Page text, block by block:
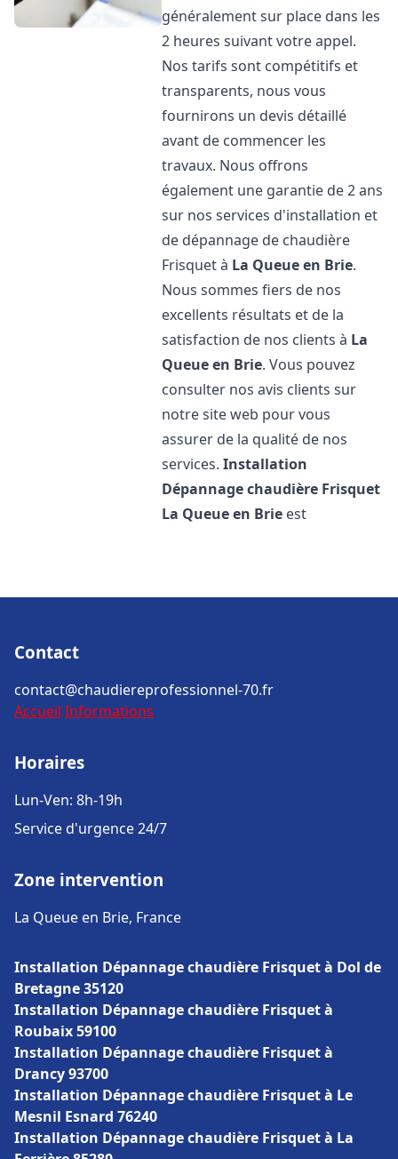
généralement sur place dans les
2 heures suivant votre appel.
Nos tarifs sont compétitifs et
transparents, nous vous
fournirons un devis détaillé
avant de commencer les
travaux. Nous offrons
également une garantie de 2 ans
sur nos services d'installation et
de dépannage de chaudière
Frisquet à La Queue en Brie.
Nous sommes fiers de nos
excellents résultats et de la
satisfaction de nos clients à La
Queue en Brie. Vous pouvez
consulter nos avis clients sur
notre site web pour vous
assurer de la qualité de nos
services.Installation
Dépannage chaudière Frisquet
La Queue en Brie est
Contact
contact@chaudiereprofessionnel-70.fr
Accueil Informations
Horaires
Lun-Ven: 8h-19h
Service d'urgence 24/7
Zone intervention
La Queue en Brie, France
Installation Dépannage chaudière Frisquet à Dol de
Bretagne 35120
Installation Dépannage chaudière Frisquet à
Roubaix 59100
Installation Dépannage chaudière Frisquet à
Drancy 93700
Installation Dépannage chaudière Frisquet à Le
Mesnil Esnard 76240
Installation Dépannage chaudière Frisquet à La